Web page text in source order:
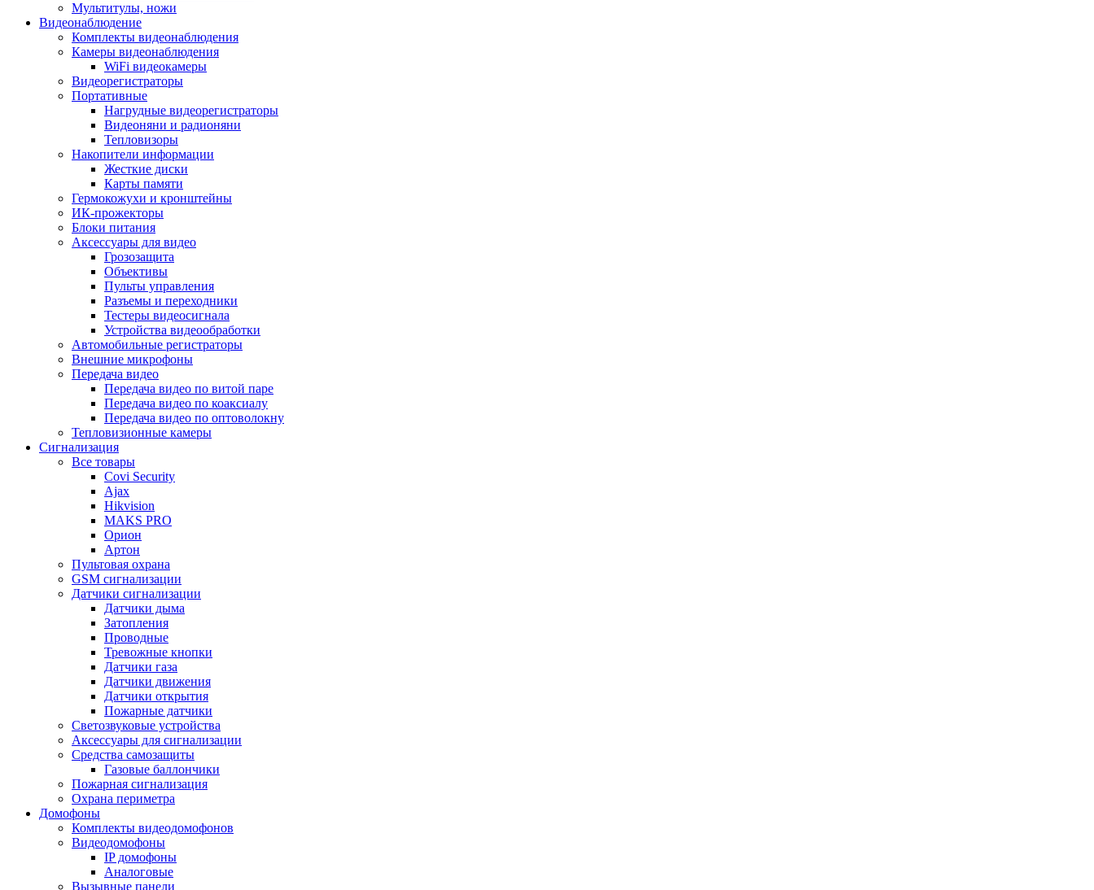
Мультитулы, ножи
Видеонаблюдение
Комплекты видеонаблюдения
Камеры видеонаблюдения
WiFi видеокамеры
Видеорегистраторы
Портативные
Нагрудные видеорегистраторы
Видеоняни и радионяни
Тепловизоры
Накопители информации
Жесткие диски
Карты памяти
Гермокожухи и кронштейны
ИК-прожекторы
Блоки питания
Аксессуары для видео
Грозозащита
Объективы
Пульты управления
Разъемы и переходники
Тестеры видеосигнала
Устройства видеообработки
Автомобильные регистраторы
Внешние микрофоны
Передача видео
Передача видео по витой паре
Передача видео по коаксиалу
Передача видео по оптоволокну
Тепловизионные камеры
Сигнализация
Все товары
Covi Security
Ajax
Hikvision
MAKS PRO
Орион
Артон
Пультовая охрана
GSM сигнализации
Датчики сигнализации
Датчики дыма
Затопления
Проводные
Тревожные кнопки
Датчики газа
Датчики движения
Датчики открытия
Пожарные датчики
Светозвуковые устройства
Аксессуары для сигнализации
Средства самозащиты
Газовые баллончики
Пожарная сигнализация
Охрана периметра
Домофоны
Комплекты видеодомофонов
Видеодомофоны
IP домофоны
Аналоговые
Вызывные панели